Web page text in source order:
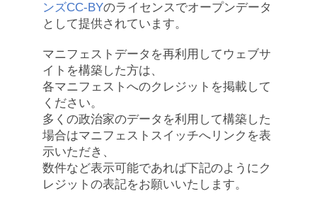
ンズCC-BYのライセンスでオープンデータ
として提供されています。
マニフェストデータを再利用してウェブサ
イトを構築した方は、
各マニフェストへのクレジットを掲載して
ください。
多くの政治家のデータを利用して構築した
場合はマニフェストスイッチへリンクを表
示いただき、
数件など表示可能であれば下記のようにク
レジットの表記をお願いいたします。